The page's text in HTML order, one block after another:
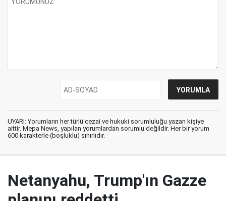
UYARI: Yorumların her türlü cezai ve hukuki sorumluluğu yazan kişiye
aittir. Mepa News, yapılan yorumlardan sorumlu değildir. Her bir yorum
600 karakterle (boşluklu) sınırlıdır.
Netanyahu, Trump'ın Gazze